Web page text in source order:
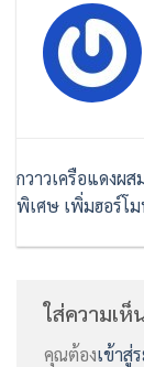
กวาวเครือแดงผส
พิเศษ เพิ่มฮอร์โ
ใส่ความเห็
คุณต้องเข้าสู่